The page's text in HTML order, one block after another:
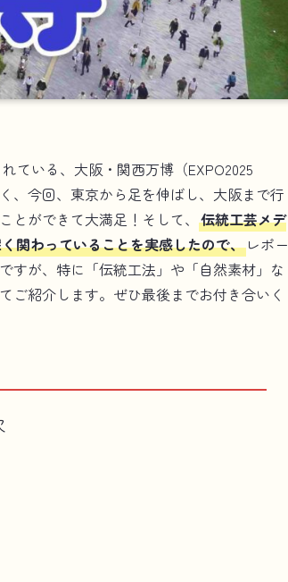
ている、大阪・関西万博（EXPO2025
、今回、東京から足を伸ばし、大阪まで行
ができて大満足！そして、 伝統工芸メデ
関わっていることを実感したので、 レポー
すが、特に「伝統工法」や「自然素材」な
ご紹介します。ぜひ最後までお付き合いく